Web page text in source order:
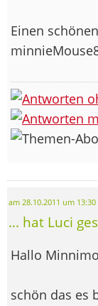
Einen
am 28.10.2011 um
... hat Luci
Hallo
schön das es